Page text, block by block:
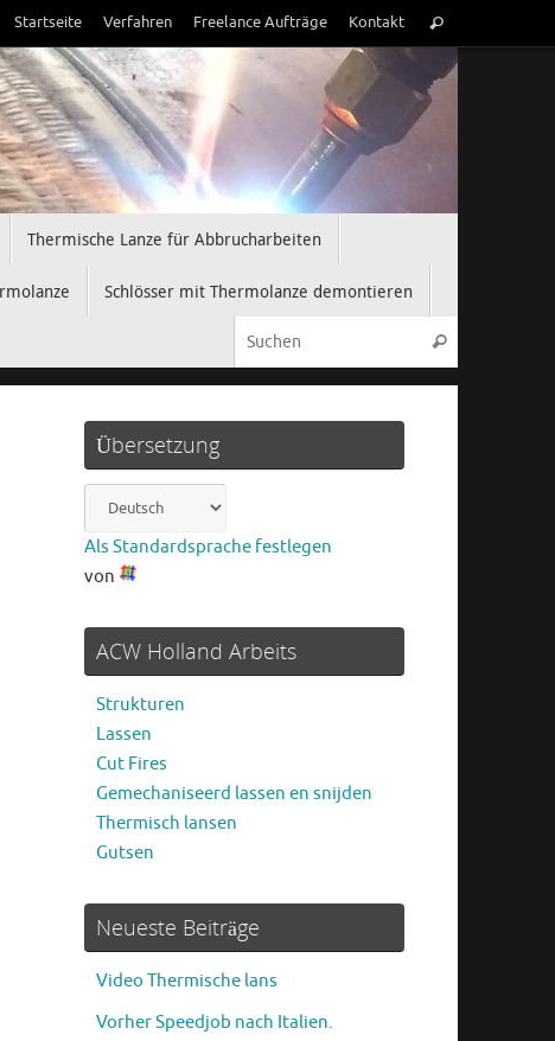
Startseite Verfahren Freelance Aufträge Kontakt
nach:
Suchen
Thermische Lanze für Abbrucharbeiten
Schlösser mit Thermolanze demontieren
Suchen
Übersetzung
Als Standardsprache festlegen
von
ACW Holland Arbeits
Strukturen
Lassen
Cut Fires
Gemechaniseerd lassen en snijden
Thermisch lansen
Gutsen
Neueste Beiträge
Video Thermische lans
Vorher Speedjob nach Italien.